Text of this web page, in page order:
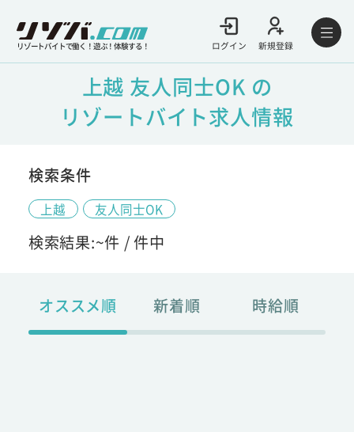
リゾートバイトで働く！遊ぶ！体験する！ ログイン 新規登録
上越 友人同士OK の
リゾートバイト求人情報
検索条件
上越 友人同士OK
検索結果:~件 /件中
オススメ順 新着順 時給順